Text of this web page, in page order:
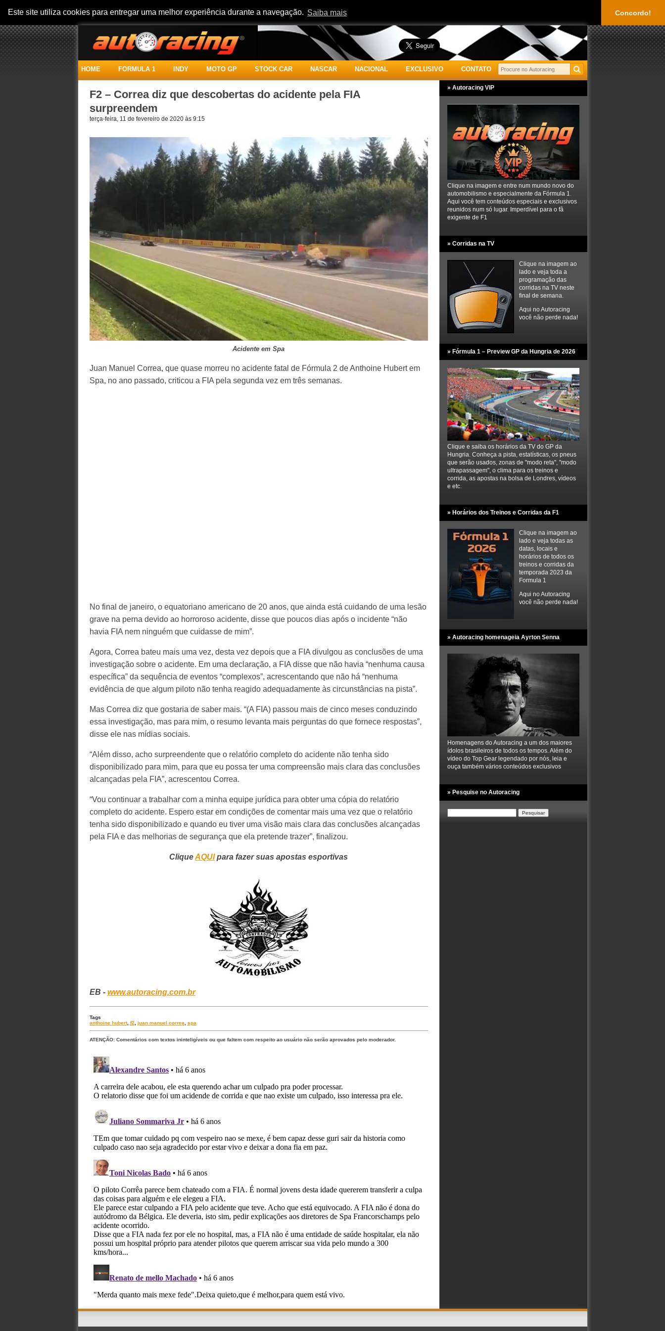
Este site utiliza cookies para entregar uma melhor experiência durante a navegação. Saiba mais Concordo!
HOME FORMULA 1 INDY MOTO GP STOCK CAR NASCAR NACIONAL EXCLUSIVO CONTATO
F2 – Correa diz que descobertas do acidente pela FIA
surpreendem
terça-feira, 11 de fevereiro de 2020 às 9:15
Acidente em Spa
Juan Manuel Correa, que quase morreu no acidente fatal de Fórmula 2 de Anthoine Hubert em
Spa, no ano passado, criticou a FIA pela segunda vez em três semanas.
No final de janeiro, o equatoriano americano de 20 anos, que ainda está cuidando de uma lesão
grave na perna devido ao horroroso acidente, disse que poucos dias após o incidente “não
havia FIA nem ninguém que cuidasse de mim”.
Agora, Correa bateu mais uma vez, desta vez depois que a FIA divulgou as conclusões de uma
investigação sobre o acidente. Em uma declaração, a FIA disse que não havia “nenhuma causa
específica” da sequência de eventos “complexos”, acrescentando que não há “nenhuma
evidência de que algum piloto não tenha reagido adequadamente às circunstâncias na pista”.
Mas Correa diz que gostaria de saber mais. “(A FIA) passou mais de cinco meses conduzindo
essa investigação, mas para mim, o resumo levanta mais perguntas do que fornece respostas”,
disse ele nas mídias sociais.
“Além disso, acho surpreendente que o relatório completo do acidente não tenha sido
disponibilizado para mim, para que eu possa ter uma compreensão mais clara das conclusões
alcançadas pela FIA”, acrescentou Correa.
“Vou continuar a trabalhar com a minha equipe jurídica para obter uma cópia do relatório
completo do acidente. Espero estar em condições de comentar mais uma vez que o relatório
tenha sido disponibilizado e quando eu tiver uma visão mais clara das conclusões alcançadas
pela FIA e das melhorias de segurança que ela pretende trazer”, finalizou.
CliqueAQUIpara fazer suas apostas esportivas
EB - www.autoracing.com.br
Tags
anthoine hubert, f2 juan manuel correa spa
ATENÇÃO: Comentários com textos ininteligíveis ou que faltem com respeito ao usuário não serão aprovados pelo moderador.
» Autoracing VIP
Clique na imagem e entre num mundo novo do
automobilismo e especialmente da Fórmula 1.
Aqui você tem conteúdos especiais e exclusivos
reunidos num só lugar. Imperdível para o fã
exigente de F1
» Corridas na TV
Clique na imagem ao
lado e veja toda a
programação das
corridas na TV neste
final de semana.
Aqui no Autoracing
você não perde nada!
» Fórmula 1 – Preview GP da Hungria de 2026
Clique e saiba os horários da TV do GP da
Hungria. Conheça a pista, estatísticas, os pneus
que serão usados, zonas de "modo reta", "modo
ultrapassagem", o clima para os treinos e
corrida, as apostas na bolsa de Londres, vídeos
e etc.
» Horários dos Treinos e Corridas da F1
Clique na imagem ao
lado e veja todas as
datas, locais e
horários de todos os
treinos e corridas da
temporada 2023 da
Formula 1
Aqui no Autoracing
você não perde nada!
» Autoracing homenageia Ayrton Senna
Homenagens do Autoracing a um dos maiores
ídolos brasileiros de todos os tempos. Além do
vídeo do Top Gear legendado por nós, leia e
ouça também vários conteúdos exclusivos
» Pesquise no Autoracing
por: